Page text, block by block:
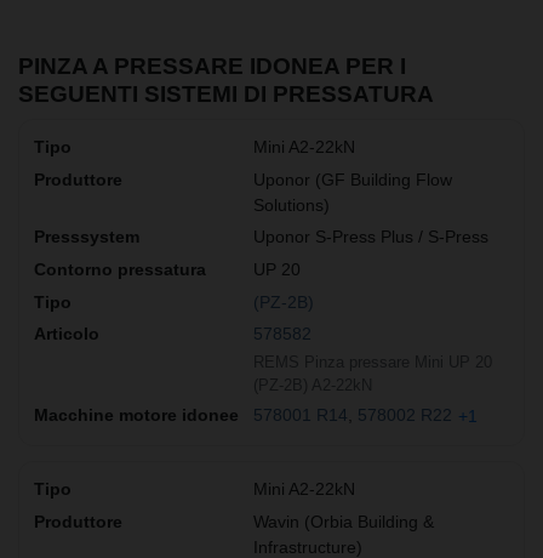
PINZA A PRESSARE IDONEA PER I
SEGUENTI SISTEMI DI PRESSATURA
Mini A2-22kN
Uponor (GF Building Flow
Solutions)
Uponor S-Press Plus / S-Press
UP 20
(PZ-2B)
578582
578001 R14 578002 R22 +1
Mini A2-22kN
Wavin (Orbia Building &
Infrastructure)